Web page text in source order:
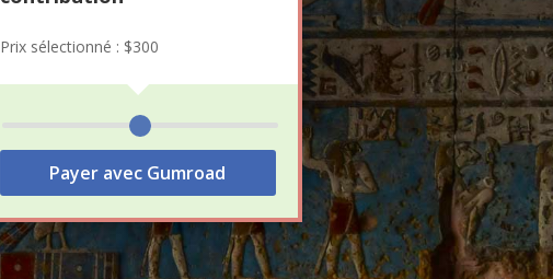
Prix sélectionné : $300
Payer avec Gumroad